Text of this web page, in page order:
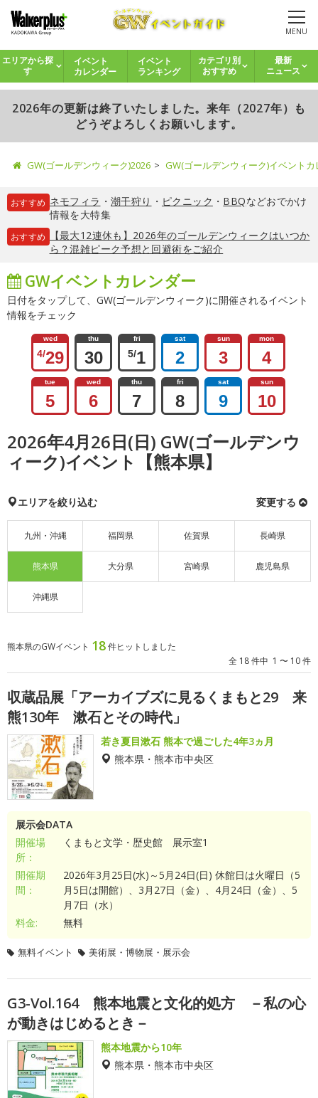
MENU
エリアから探
す
イベント
カレンダー
イベント
ランキング
カテゴリ別
おすすめ
最新
ニュース
2026年の更新は終了いたしました。来年（2027年）も
どうぞよろしくお願いします。
GW(ゴールデンウィーク)2026 GW(ゴールデンウィーク)イベント
おすすめ ネモフィラ ・ 潮干狩り ・ ピクニック ・ BBQなどおでかけ
情報を大特集
おすすめ
【最大12連休も】2026年のゴールデンウィークはいつか
ら？混雑ピーク予想と回避術をご紹介
GWイベントカレンダー
日付をタップして、GW(ゴールデンウィーク)に開催されるイベント
情報をチェック
wed
4/29
thu
30
fri
5/1
sat
2
sun
3
mon
4
tue
5
wed
6
thu
7
fri
8
sat
9
sun
10
2026年4月26日(日) GW(ゴールデンウ
ィーク)イベント【熊本県】
エリアを絞り込む 変更する
九州・沖縄 福岡県 佐賀県 長崎県
熊本県 大分県 宮崎県 鹿児島県
沖縄県
熊本県のGWイベント 18件ヒットしました
全 18 件中 1 〜 10 件
収蔵品展「アーカイブズに見るくまもと29 来
熊130年 漱石とその時代」
若き夏目漱石 熊本で過ごした4年3ヵ月
熊本県・熊本市中央区
展示会DATA
開催場
所：
くまもと文学・歴史館 展示室1
開催期
間：
2026年3月25日(水)～5月24日(日) 休館日は火曜日（5
月5日は開館）、3月27日（金）、4月24日（金）、5
月7日（水）
料金:
無料
無料イベント 美術展・博物展・展示会
G3-Vol.164 熊本地震と文化的処方 －私の心
が動きはじめるとき－
熊本地震から10年
熊本県・熊本市中央区